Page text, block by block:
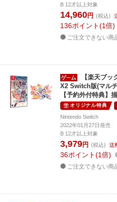
B 12才以上対象
14,960円 (税込)
136ポイント 1倍
ご注文できない商
【楽天ブ
X2 Switch版(マル
【予約外付特典】
オリジナル特典
Nintendo Switch
2022年01月27日発売
B 12才以上対象
3,979円 (税込) 送
36ポイント 1倍
ご注文できない商